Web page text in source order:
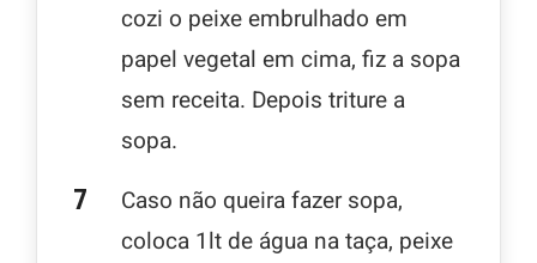
cozi o peixe embrulhado em
papel vegetal em cima, fiz a sopa
sem receita. Depois triture a
sopa.
Caso não queira fazer sopa,
coloca 1lt de água na taça, peixe